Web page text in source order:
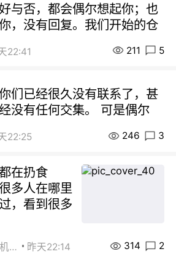
与否，都会偶尔想起你；也
，没有回复。我们开始的仓
22:41 211 5
们已经很久没有联系了，甚
没有任何交集。 可是偶尔
22:25 246 3
在扔食
多人在哪里
，看到很多
出租车手机0626 昨天22:14 314 2